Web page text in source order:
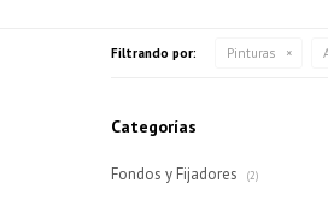
Filtrando por: Pinturas
Categorías
Fondos y Fijadores (2)